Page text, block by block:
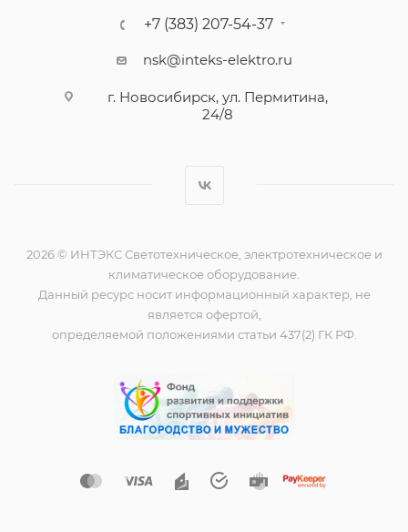
+7 (383) 207-54-37
nsk@inteks-elektro.ru
г. Новосибирск, ул. Пермитина,
24/8
2026 © ИНТЭКС Светотехническое, электротехническое и
климатическое оборудование.
Данный ресурс носит информационный характер, не
является офертой,
определяемой положениями статьи 437(2) ГК РФ.